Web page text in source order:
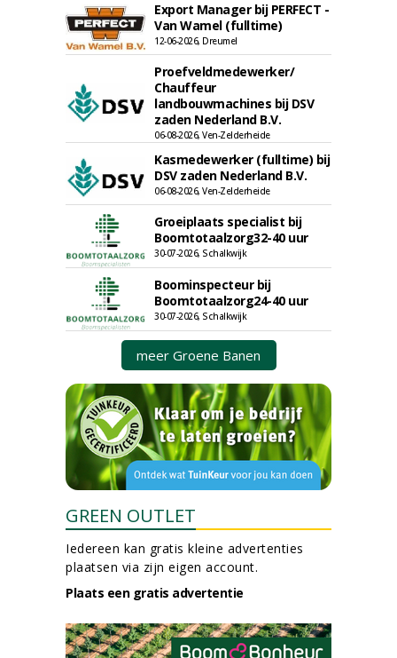
Export Manager bij PERFECT -
Van Wamel (fulltime)
12-06-2026, Dreumel
Proefveldmedewerker/
Chauffeur
landbouwmachines bij DSV
zaden Nederland B.V.
06-08-2026, Ven-Zelderheide
Kasmedewerker (fulltime) bij
DSV zaden Nederland B.V.
06-08-2026, Ven-Zelderheide
Groeiplaats specialist bij
Boomtotaalzorg32-40 uur
30-07-2026, Schalkwijk
Boominspecteur bij
Boomtotaalzorg24-40 uur
30-07-2026, Schalkwijk
meer Groene Banen
GREEN OUTLET
Iedereen kan gratis kleine advertenties
plaatsen via zijn eigen account.
Plaats een gratis advertentie